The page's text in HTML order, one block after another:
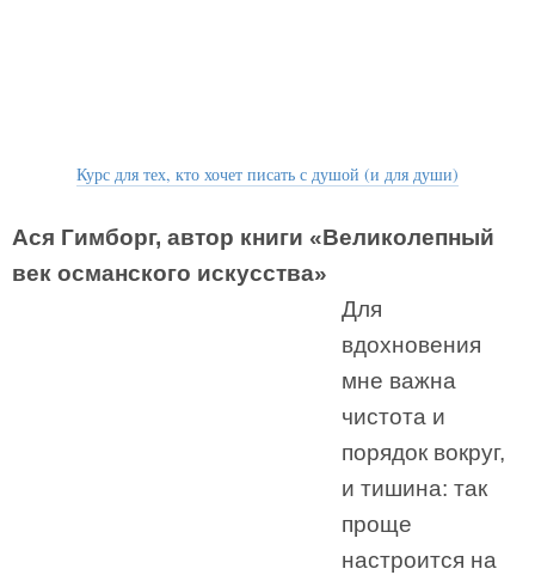
Курс для тех, кто хочет писать с душой (и для души)
Ася Гимборг, автор книги «Великолепный
век османского искусства»
Для
вдохновения
мне важна
чистота и
порядок вокруг,
и тишина: так
проще
настроится на